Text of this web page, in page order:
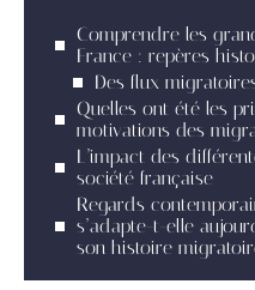
Comprendre les
France : repères
Des flux
Quelles ont été les
motivations des
L’impact des
société française
Regards
s’adapte-t-elle
son histoire